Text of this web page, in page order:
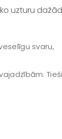
uzturu
svaru,
Tieši